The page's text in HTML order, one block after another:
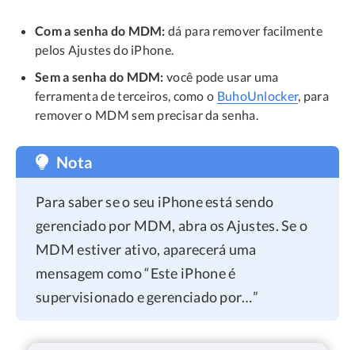
Com a senha do MDM: dá para remover facilmente
pelos Ajustes do iPhone.
Sem a senha do MDM: você pode usar uma
ferramenta de terceiros, como o BuhoUnlocker, para
remover o MDM sem precisar da senha.
Nota
Para saber se o seu iPhone está sendo
gerenciado por MDM, abra os Ajustes. Se o
MDM estiver ativo, aparecerá uma
mensagem como “Este iPhone é
supervisionado e gerenciado por…”